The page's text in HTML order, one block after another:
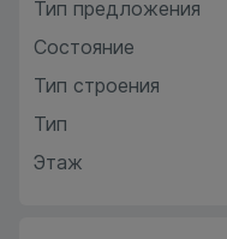
Тип предложения
Состояние
Тип строения
Тип
Этаж